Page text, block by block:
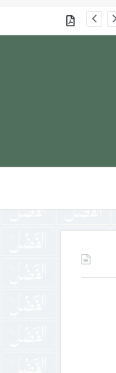
گذشتہ شمارے